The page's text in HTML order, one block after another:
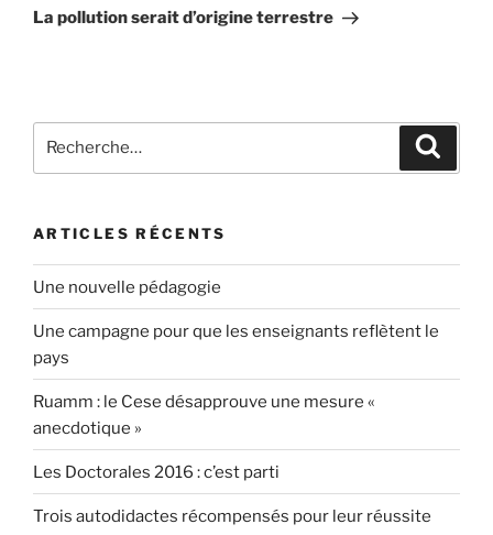
suivant
La pollution serait d’origine terrestre
pour
ARTICLES RÉCENTS
Une nouvelle pédagogie
Une campagne pour que les enseignants reflètent le
pays
Ruamm : le Cese désapprouve une mesure «
anecdotique »
Les Doctorales 2016 : c’est parti
Trois autodidactes récompensés pour leur réussite